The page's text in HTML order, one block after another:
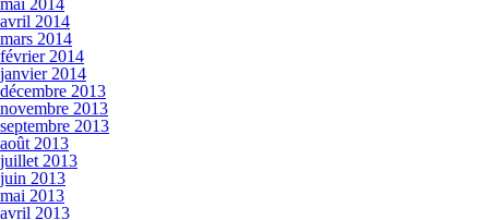
mai 2014
avril 2014
mars 2014
février 2014
janvier 2014
décembre 2013
novembre 2013
septembre 2013
août 2013
juillet 2013
juin 2013
mai 2013
avril 2013